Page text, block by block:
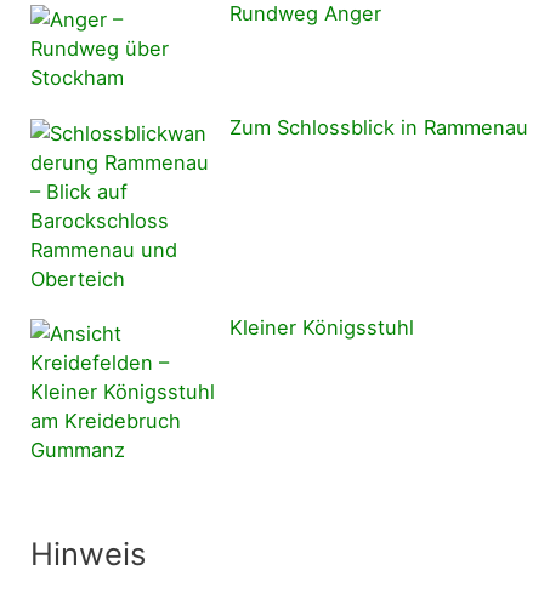
Rundweg Anger
Zum Schlossblick in Rammenau
Kleiner Königsstuhl
Hinweis